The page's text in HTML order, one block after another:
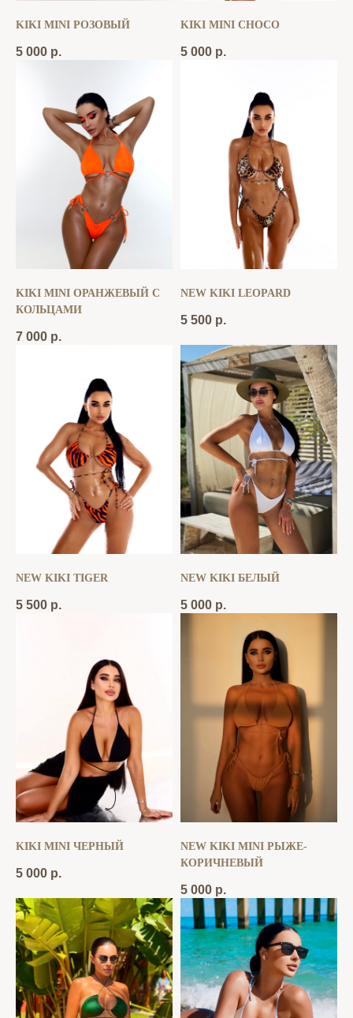
KIKI MINI РОЗОВЫЙ
5 000 р.
KIKI MINI CHOCO
5 000 р.
KIKI MINI ОРАНЖЕВЫЙ С
КОЛЬЦАМИ
7 000 р.
NEW KIKI LEOPARD
5 500 р.
NEW KIKI TIGER
5 500 р.
NEW KIKI БЕЛЫЙ
5 000 р.
KIKI MINI ЧЕРНЫЙ
5 000 р.
NEW KIKI MINI РЫЖЕ-
КОРИЧНЕВЫЙ
5 000 р.